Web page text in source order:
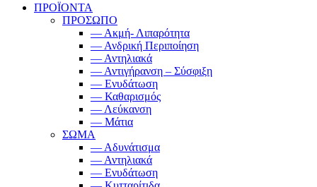
ΠΡΟΪΟΝΤΑ
ΠΡΟΣΩΠΟ
— Ακμή- Λιπαρότητα
— Ανδρική Περιποίηση
— Αντηλιακά
— Αντιγήρανση – Σύσφιξη
— Ενυδάτωση
— Καθαρισμός
— Λεύκανση
— Μάτια
ΣΩΜΑ
— Αδυνάτισμα
— Αντηλιακά
— Ενυδάτωση